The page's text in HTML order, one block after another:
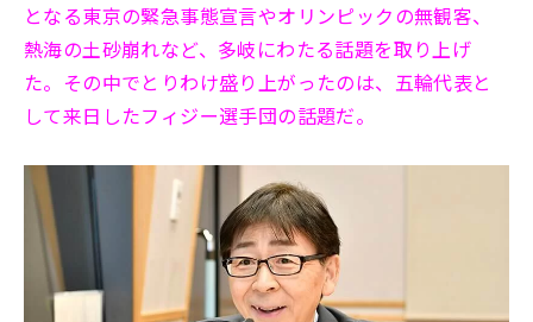
となる東京の緊急事態宣言やオリンピックの無観客、
熱海の土砂崩れなど、多岐にわたる話題を取り上げ
た。その中でとりわけ盛り上がったのは、五輪代表と
して来日したフィジー選手団の話題だ。